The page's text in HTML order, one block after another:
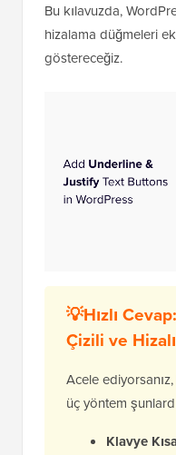
Bu kılavuzda,
hizalama düğmeleri
göstereceğiz.
💡Hızlı
Çizili ve
Acele
üç yöntem
Klavye